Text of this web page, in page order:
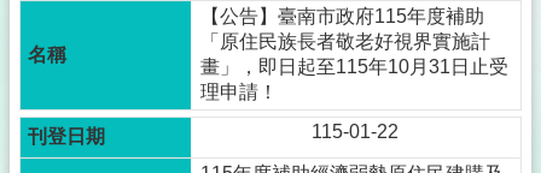
【公告】臺南市政府115年度補助
「原住民族長者敬老好視界實施計
畫」，即日起至115年10月31日止受
理申請！
115-01-22